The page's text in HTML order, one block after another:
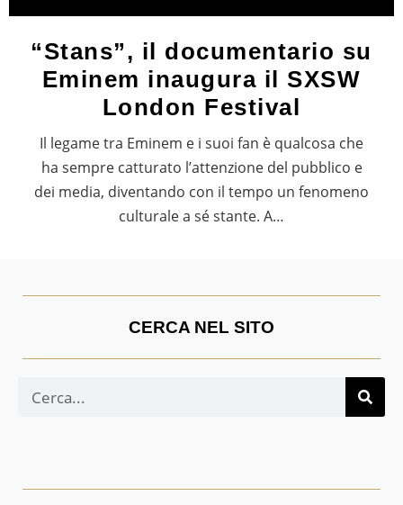
“Stans”, il documentario su
Eminem inaugura il SXSW
London Festival
Il legame tra Eminem e i suoi fan è qualcosa che
ha sempre catturato l’attenzione del pubblico e
dei media, diventando con il tempo un fenomeno
culturale a sé stante. A…
CERCA NEL SITO